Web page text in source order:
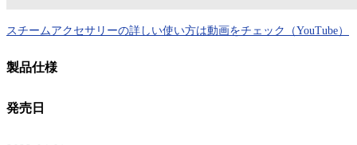
スチームアクセサリーの詳しい使い方は動画をチェック（YouTube）
製品仕様
発売日